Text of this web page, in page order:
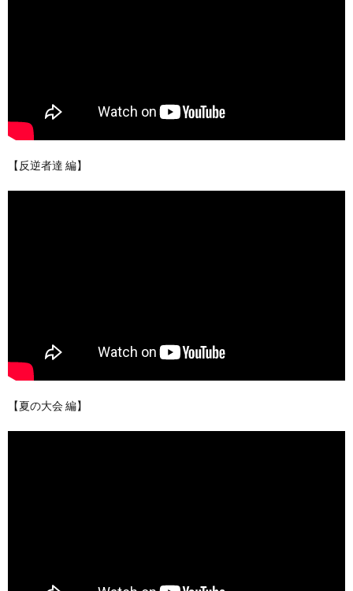
【反逆者達 編】
【夏の大会 編】